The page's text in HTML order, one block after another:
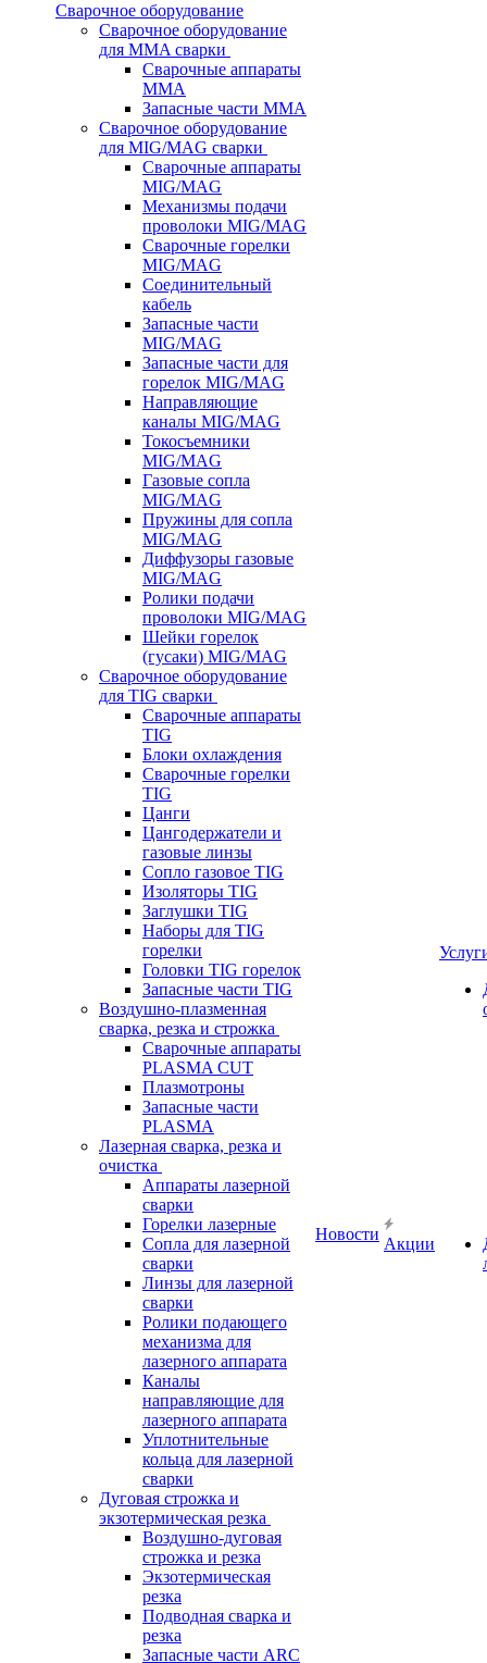
Сварочное оборудование
Сварочное оборудование
для MMA сварки
Сварочные аппараты
MMA
Запасные части MMA
Сварочное оборудование
для MIG/MAG сварки
Сварочные аппараты
MIG/MAG
Механизмы подачи
проволоки MIG/MAG
Сварочные горелки
MIG/MAG
Соединительный
кабель
Запасные части
MIG/MAG
Запасные части для
горелок MIG/MAG
Направляющие
каналы MIG/MAG
Токосъемники
MIG/MAG
Газовые сопла
MIG/MAG
Пружины для сопла
MIG/MAG
Диффузоры газовые
MIG/MAG
Ролики подачи
проволоки MIG/MAG
Шейки горелок
(гусаки) MIG/MAG
Сварочное оборудование
для TIG сварки
Сварочные аппараты
TIG
Блоки охлаждения
Сварочные горелки
TIG
Цанги
Цангодержатели и
газовые линзы
Сопло газовое TIG
Изоляторы TIG
Заглушки TIG
Наборы для TIG
горелки
Головки TIG горелок
Запасные части TIG
Воздушно-плазменная
сварка, резка и строжка
Сварочные аппараты
PLASMA CUT
Плазмотроны
Запасные части
PLASMA
Лазерная сварка, резка и
очистка
Аппараты лазерной
сварки
Горелки лазерные
Сопла для лазерной
сварки
Линзы для лазерной
сварки
Ролики подающего
механизма для
лазерного аппарата
Каналы
направляющие для
лазерного аппарата
Уплотнительные
кольца для лазерной
сварки
Дуговая строжка и
экзотермическая резка
Воздушно-дуговая
строжка и резка
Экзотермическая
резка
Подводная сварка и
резка
Запасные части ARC
Новости
Акции